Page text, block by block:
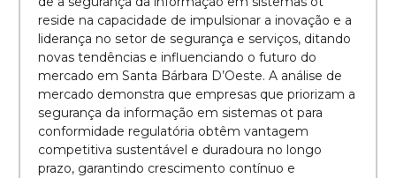
reside na capacidade de impulsionar a inovação e a
liderança no setor de segurança e serviços, ditando
novas tendências e influenciando o futuro do
mercado em Santa Bárbara D’Oeste. A análise de
mercado demonstra que empresas que priorizam a
segurança da informação em sistemas ot para
conformidade regulatória obtêm vantagem
competitiva sustentável e duradoura no longo
prazo, garantindo crescimento contínuo e